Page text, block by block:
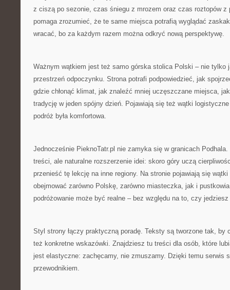
z ciszą po sezonie, czas śniegu z mrozem oraz czas roztopów z
pomaga zrozumieć, że te same miejsca potrafią wyglądać
wracać, bo za każdym razem można odkryć nową perspektywę.
Ważnym wątkiem jest też samo górska stolica Polski – nie tylko
przestrzeń odpoczynku. Strona potrafi podpowiedzieć, jak
gdzie chłonąć klimat, jak znaleźć mniej uczęszczane miejsca,
tradycję w jeden spójny dzień. Pojawiają się też wątki
podróż była komfortowa.
Jednocześnie PieknoTatr.pl nie zamyka się w granicach Podhala.
treści, ale naturalne rozszerzenie idei: skoro góry uczą
przenieść tę lekcję na inne regiony. Na stronie pojawiają się
obejmować zarówno Polskę, zarówno miasteczka, jak i
podróżowanie może być realne – bez względu na to, czy jedziesz
Styl strony łączy praktyczną poradę. Teksty są tworzone tak, by
też konkretne wskazówki. Znajdziesz tu treści dla osób, które
jest elastyczne: zachęcamy, nie zmuszamy. Dzięki temu serwis
przewodnikiem.